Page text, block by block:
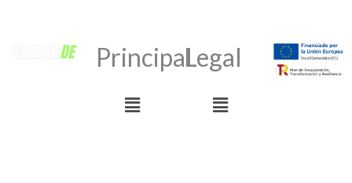
Principal
Menú
Legal
Menú